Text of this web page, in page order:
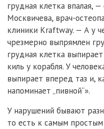
грудная клетка впалая,
Москвичева, врач-
клиники Kraftway. — А у
чрезмерно выпрямлен
грудная клетка
киль у корабля. У
выпирает вперед таз и,
напоминает „пивной“».
У нарушений бывают
то есть к самым